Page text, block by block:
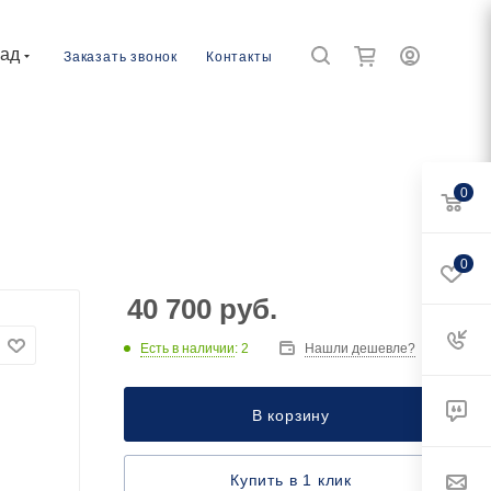
Заказать звонок Контакты
40 700 руб.
Есть в наличии: 2 Нашли дешевле?
В корзину
Купить в 1 клик
0
0